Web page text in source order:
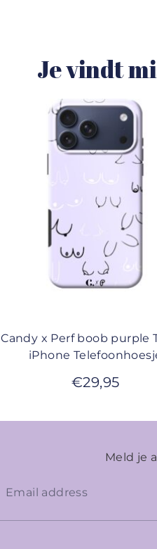
Je vindt
Candy x Perf boob purple
iPhone
€29,95
Meld je